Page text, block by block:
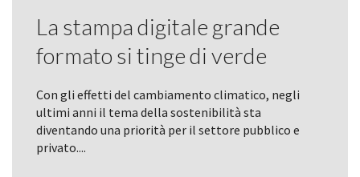
La stampa digitale grande
formato si tinge di verde
Con gli effetti del cambiamento climatico, negli
ultimi anni il tema della sostenibilità sta
diventando una priorità per il settore pubblico e
privato....